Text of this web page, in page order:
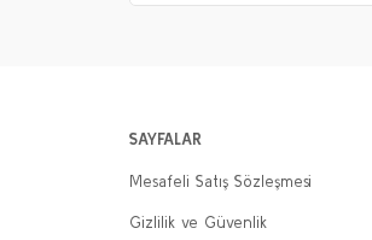
SAYFALAR
Mesafeli Satış Sözleşmesi
Gizlilik ve Güvenlik